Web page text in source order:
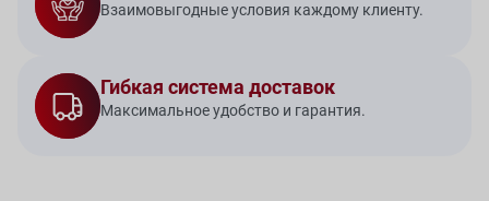
Взаимовыгодные условия каждому клиенту.
Гибкая система доставок
Максимальное удобство и гарантия.